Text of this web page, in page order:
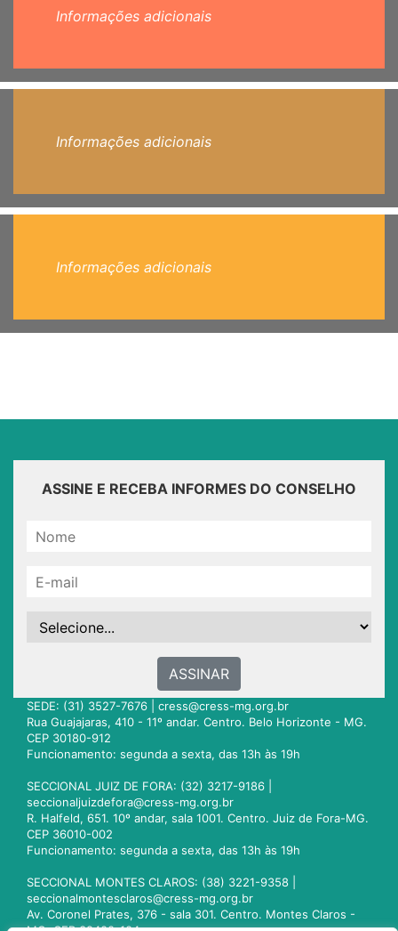
Informações adicionais
Informações adicionais
Informações adicionais
ASSINE E RECEBA INFORMES DO CONSELHO
ASSINAR
SEDE: (31) 3527-7676 | cress@cress-mg.org.br
Rua Guajajaras, 410 - 11º andar. Centro. Belo Horizonte - MG.
CEP 30180-912
Funcionamento: segunda a sexta, das 13h às 19h
SECCIONAL JUIZ DE FORA: (32) 3217-9186 |
seccionaljuizdefora@cress-mg.org.br
R. Halfeld, 651. 10º andar, sala 1001. Centro. Juiz de Fora-MG.
CEP 36010-002
Funcionamento: segunda a sexta, das 13h às 19h
SECCIONAL MONTES CLAROS: (38) 3221-9358 |
seccionalmontesclaros@cress-mg.org.br
Av. Coronel Prates, 376 - sala 301. Centro. Montes Claros -